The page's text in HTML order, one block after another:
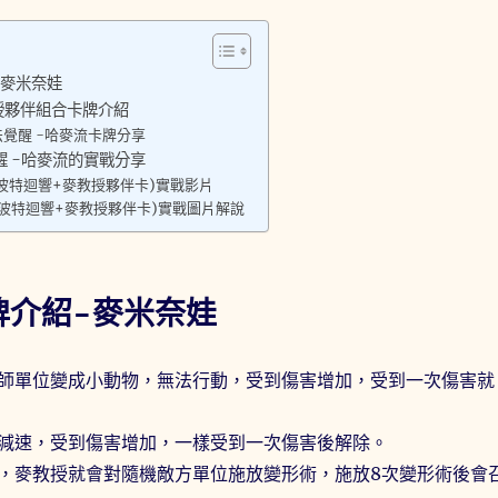
米奈娃
伴組合卡牌介紹
醒 -哈麥流卡牌分享
-哈麥流的實戰分享
特迴響+麥教授夥伴卡)實戰影片
特迴響+麥教授夥伴卡)實戰圖片解說
介紹-麥米奈娃
單位變成小動物，無法行動，受到傷害增加，受到一次傷害就
速，受到傷害增加，一樣受到一次傷害後解除。
麥教授就會對隨機敵方單位施放變形術，施放8次變形術後會